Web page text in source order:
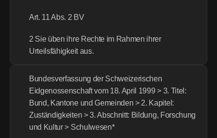
Art. 11 Abs. 2 BV
2 Sie üben ihre Rechte im Rahmen ihrer
Urteilsfähigkeit aus.
Bundesverfassung der Schweizerischen
Eidgenossenschaft vom 18. April 1999 > 3. Titel:
Bund, Kantone und Gemeinden > 2. Kapitel:
Zuständigkeiten > 3. Abschnitt: Bildung, Forschung
und Kultur > Schulwesen*